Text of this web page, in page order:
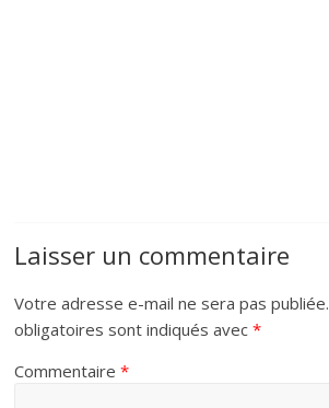
Laisser un commentaire
Votre adresse e-mail ne sera pas publiée.
obligatoires sont indiqués avec*
Commentaire*